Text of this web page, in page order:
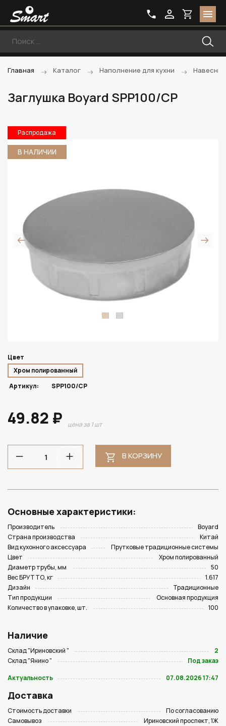
Главная Каталог Наполнение для кухни
Заглушка Boyard SPP100/CP
Распродажа
В НАЛИЧИИ
Цвет
Хром полированный
Артикул:
SPP100/CP
49.82 ₽ цена за 1 шт
В КОРЗИНУ
Основные характеристики:
Производитель
Boyard
Страна производства
Китай
Вид кухонного аксессуара
Прутковые традиционные системы
Цвет
Хром полированный
Диаметр трубы, мм
50
Вес БРУТТО, кг
1.617
Дизайн
Традиционные
Тип продукции
Основная продукция
Количество в упаковке, шт.
100
Наличие
Склад "Ириновский "
2
Склад "Янино "
Под заказ
Актуальность
07.08.2026 17:47
Доставка
Стоимость доставки
По согласованию
Самовывоз
Ириновский проспект, 1Ж